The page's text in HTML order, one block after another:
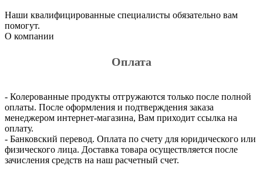
Наши квалифицированные специалисты обязательно вам
помогут.
О компании
Оплата
- Колерованные продукты отгружаются только после полной
оплаты. После оформления и подтверждения заказа
менеджером интернет-магазина, Вам приходит ссылка на
оплату.
- Банковский перевод. Оплата по счету для юридического или
физического лица. Доставка товара осуществляется после
зачисления средств на наш расчетный счет.